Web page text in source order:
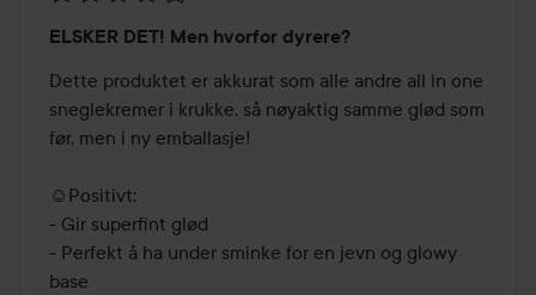
4
av
5
ELSKER DET! Men hvorfor dyrere?
Dette produktet er akkurat som alle andre all in one
sneglekremer i krukke, så nøyaktig samme glød som
før, men i ny emballasje!
☺️Positivt:
- Gir superfint glød
- Perfekt å ha under sminke for en jevn og glowy
base